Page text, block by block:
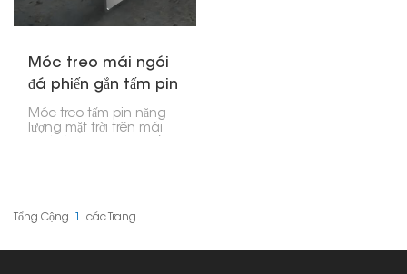
Móc treo mái ngói
đá phiến gắn tấm pin
mặt trời
Móc treo tấm pin năng
lượng mặt trời trên mái
Những móc này cho
Tổng Cộng Các Trang